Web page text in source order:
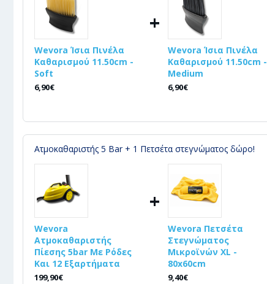
Wevora Ίσια Πινέλα
Καθαρισμού 11.50cm -
Soft
6,90€
+
Wevora Ίσια Πινέλα
Καθαρισμού 11.50cm -
Medium
6,90€
Ατμοκαθαριστής 5 Bar + 1 Πετσέτα στεγνώματος δώρο!
Wevora
Ατμοκαθαριστής
Πίεσης 5bar Με Ρόδες
Και 12 Εξαρτήματα
199,90€
+
Wevora Πετσέτα
Στεγνώματος
Μικροϊνών XL -
80x60cm
9,40€